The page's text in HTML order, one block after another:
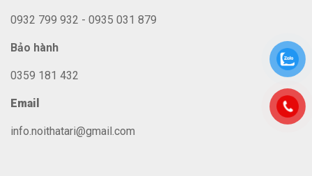
0932 799 932 - 0935 031 879
Bảo hành
0359 181 432
Email
info.noithatari@gmail.com